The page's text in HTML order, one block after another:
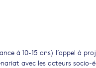
à 10-15 ans) l’appel à
avec les acteurs socio-